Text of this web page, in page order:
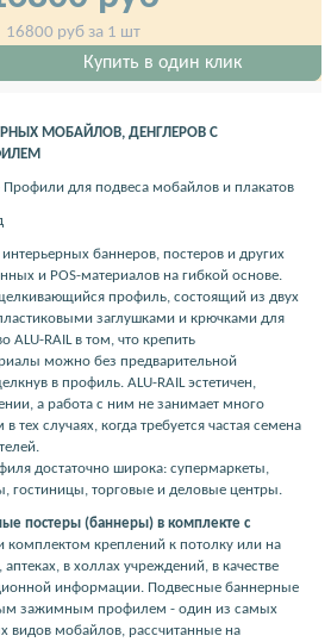
16800 руб за 1 шт
Купить в один клик
МОБАЙЛОВ, ДЕНГЛЕРОВ С
- Профили для подвеса мобайлов и плакатов
баннеров, постеров и других
и POS-материалов на гибкой основе.
профиль, состоящий из двух
заглушками и крючками для
ALU-RAIL в том, что крепить
можно без предварительной
в профиль. ALU-RAIL эстетичен,
а работа с ним не занимает много
тех случаях, когда требуется частая семена
достаточно широка: супермаркеты,
гостиницы, торговые и деловые центры.
постеры (баннеры) в комплекте с
комплектом креплений к потолку или на
в холлах учреждений, в качестве
информации. Подвесные баннерные
зажимным профилем - один из самых
видов мобайлов, рассчитанные на